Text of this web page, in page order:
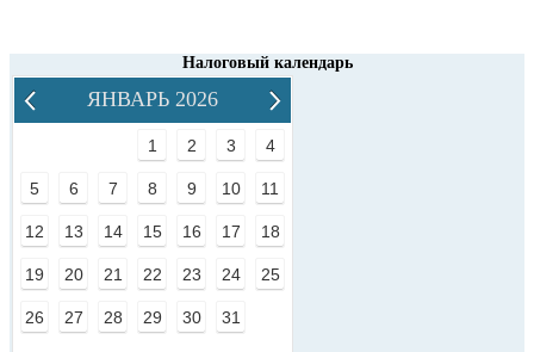
Налоговый календарь
ЯНВАРЬ 2026
1 2 3 4
5 6 7 8 9 10 11
12 13 14 15 16 17 18
19 20 21 22 23 24 25
26 27 28 29 30 31